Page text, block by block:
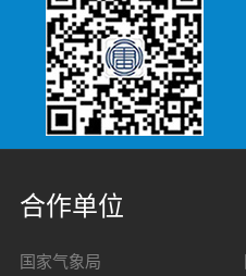
合作单位
国家气象局